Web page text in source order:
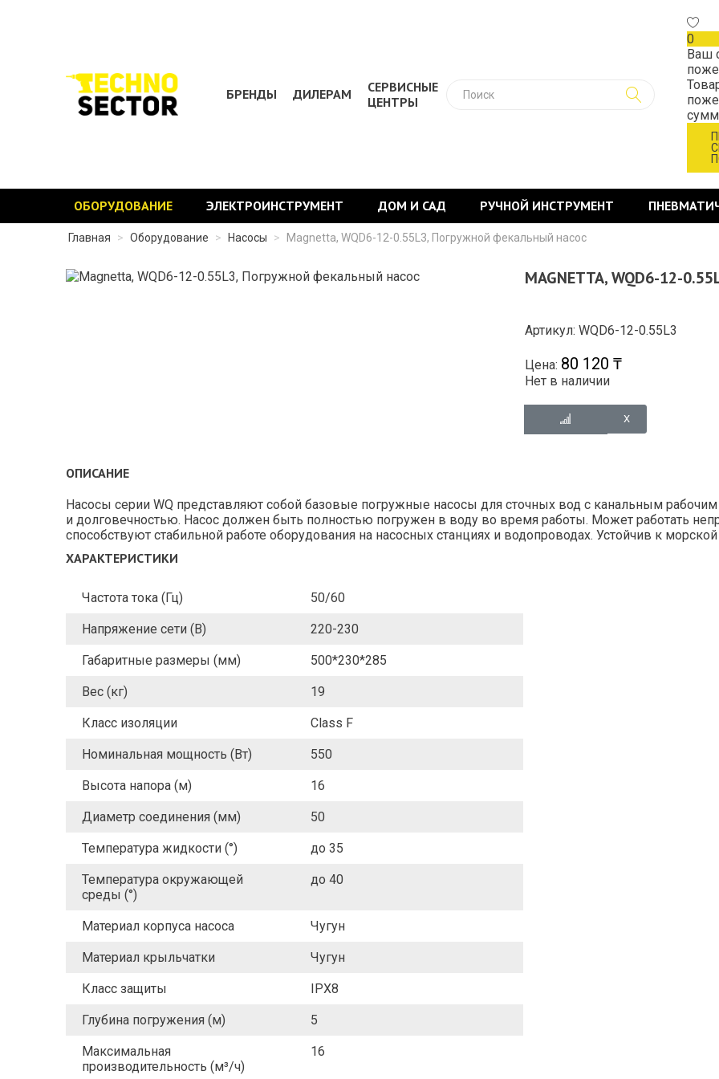
БРЕНДЫ ДИЛЕРАМ
СЕРВИСНЫЕ
ЦЕНТРЫ
0
Ваш
ОБОРУДОВАНИЕ ЭЛЕКТРОИНСТРУМЕНТ ДОМ И САД РУЧНОЙ ИНСТРУМЕНТ
Главная > Оборудование > Насосы > Magnetta, WQD6-12-0.55L3, Погружной фекальный насос
MAGNETTA, WQD6-12-
Артикул: WQD6-12-0.55L3
Цена: 80 120 ₸
Нет в наличии
ОПИСАНИЕ
Насосы серии WQ представляют собой базовые погружные насосы для сточных вод с канальным
и долговечностью. Насос должен быть полностью погружен в воду во время работы. Может работать
способствуют стабильной работе оборудования на насосных станциях и водопроводах. Устойчив к
ХАРАКТЕРИСТИКИ
Частота тока (Гц) 50/60
Напряжение сети (В) 220-230
Габаритные размеры (мм) 500*230*285
Вес (кг) 19
Класс изоляции Class F
Номинальная мощность (Вт) 550
Высота напора (м) 16
Диаметр соединения (мм) 50
Температура жидкости (°) до 35
Температура окружающей
среды (°)
до 40
Материал корпуса насоса Чугун
Материал крыльчатки Чугун
Класс защиты IPX8
Глубина погружения (м) 5
Максимальная
производительность (м³/ч)
16